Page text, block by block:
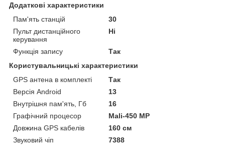
Додаткові характеристики
Пам'ять станцій
30
Пульт дистанційного
керування
Ні
Функція запису
Так
Користувальницькі характеристики
GPS антена в комплекті
Так
Версія Android
13
Внутрішня пам'ять, Гб
16
Графічний процесор
Mali-450 MP
Довжина GPS кабелів
160 см
Звуковий чіп
7388